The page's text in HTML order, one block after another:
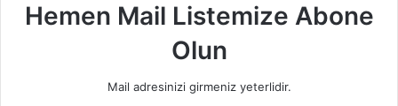
Hemen Mail Listemize Abone
Olun
Mail adresinizi girmeniz yeterlidir.